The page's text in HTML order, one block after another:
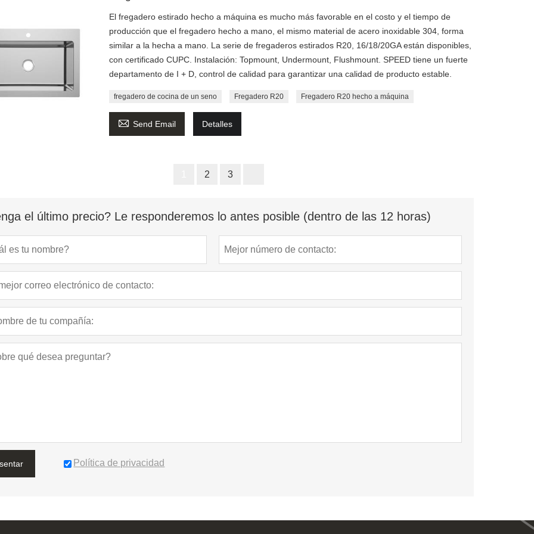
El fregadero estirado hecho a máquina es mucho más favorable en el costo y el tiempo de
producción que el fregadero hecho a mano, el mismo material de acero inoxidable 304, forma
similar a la hecha a mano. La serie de fregaderos estirados R20, 16/18/20GA están disponibles,
con certificado CUPC. Instalación: Topmount, Undermount, Flushmount. SPEED tiene un fuerte
departamento de I + D, control de calidad para garantizar una calidad de producto estable.
fregadero de cocina de un seno Fregadero R20 Fregadero R20 hecho a máquina
 Send Email Detalles
2 3
el último precio? Le responderemos lo antes posible (dentro de las 12 horas)
Política de privacidad